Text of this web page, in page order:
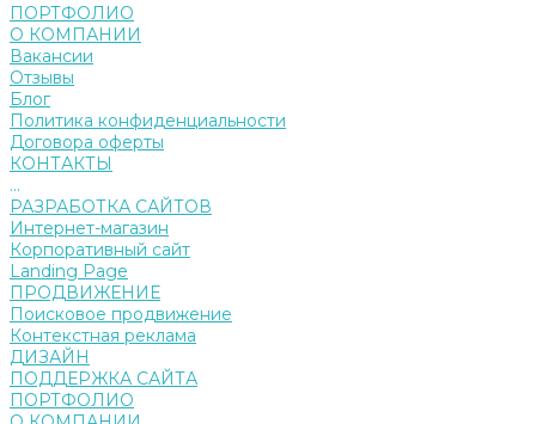
ПОРТФОЛИО
О КОМПАНИИ
Вакансии
Отзывы
Блог
Политика конфиденциальности
Договора оферты
КОНТАКТЫ
...
РАЗРАБОТКА САЙТОВ
Интернет-магазин
Корпоративный сайт
Landing Page
ПРОДВИЖЕНИЕ
Поисковое продвижение
Контекстная реклама
ДИЗАЙН
ПОДДЕРЖКА САЙТА
ПОРТФОЛИО